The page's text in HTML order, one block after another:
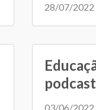
28/07/2022
03/06/2022